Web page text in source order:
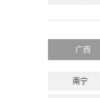
广西
南宁